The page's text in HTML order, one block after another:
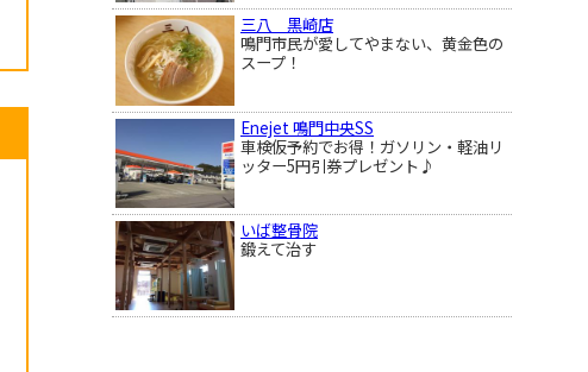
三八 黒崎店
鳴門市民が愛してやまない、黄金色の
スープ！
Enejet 鳴門中央SS
車検仮予約でお得！ガソリン・軽油リ
ッター5円引券プレゼント♪
いば整骨院
鍛えて治す